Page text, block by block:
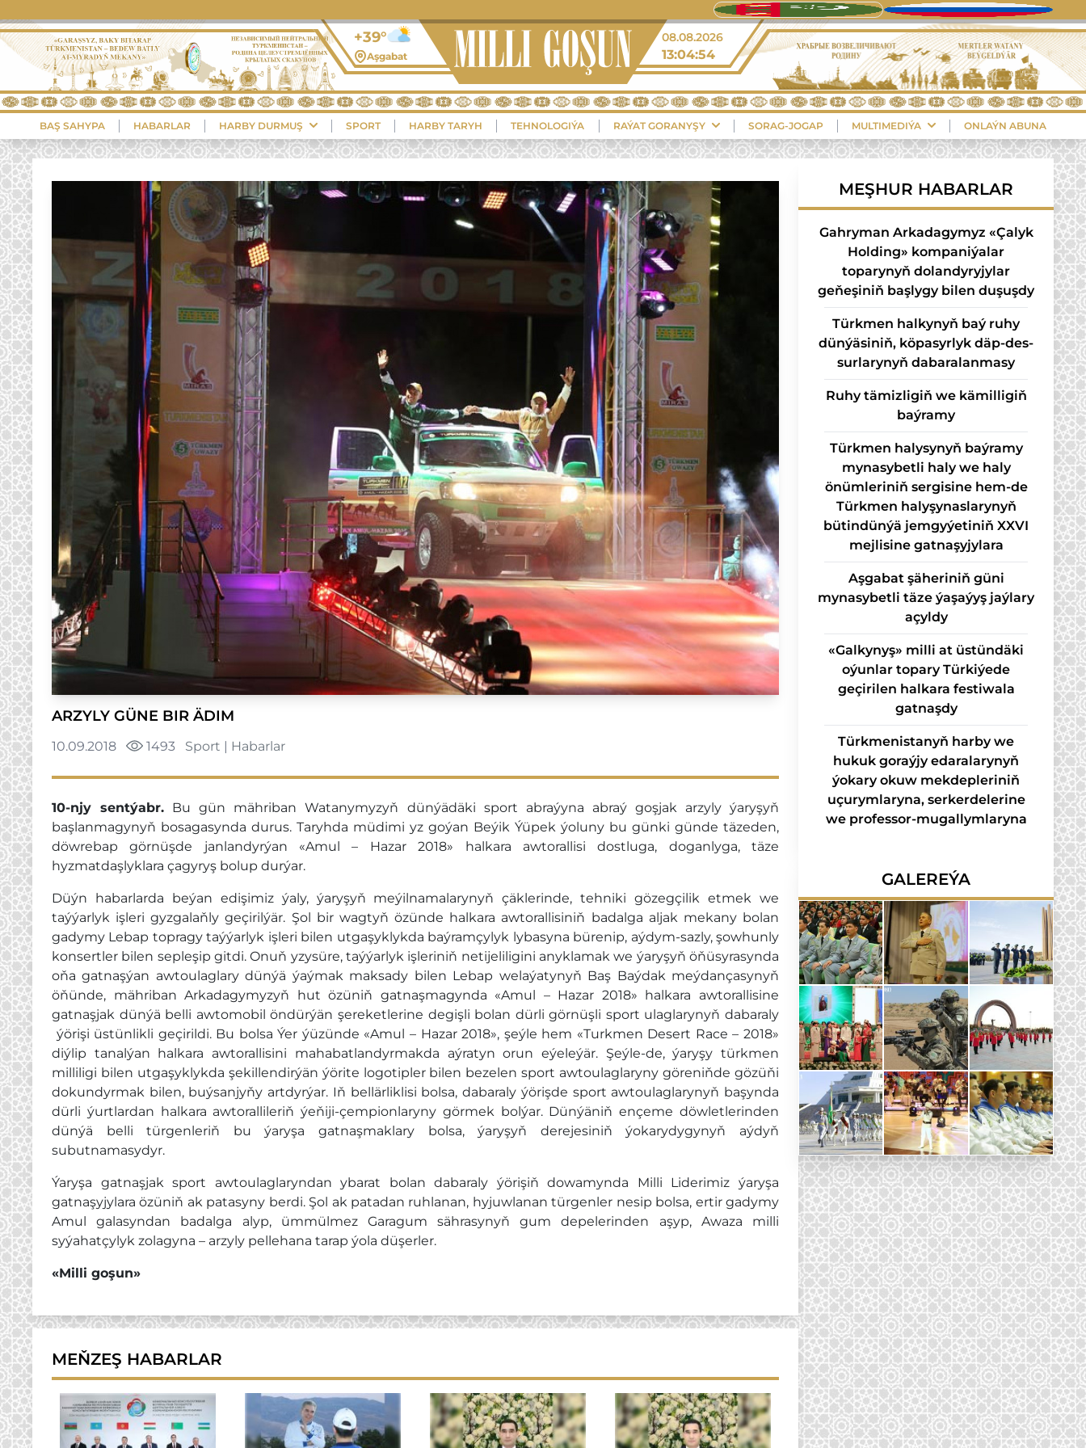
+39°
Aşgabat
08.08.2026
13:04:55
BAŞ SAHYPA HABARLAR HARBY DURMUŞ SPORT HARBY TARYH TEHNOLOGIÝA RAÝAT GORANYŞY SORAG-JOGAP MULTIMEDIÝA ONLAÝN ABUNA
ARZYLY GÜNE BIR ÄDIM
10.09.2018 1493 Sport | Habarlar
10-njy sentýabr. Bu gün mähriban Watanymyzyň dünýädäki sport abraýyna abraý goşjak arzyly ýaryşyň
başlanmagynyň bosagasynda durus. Taryhda müdimi yz goýan Beýik Ýüpek ýoluny bu günki günde täzeden,
döwrebap görnüşde janlandyrýan «Amul – Hazar 2018» halkara awtorallisi dostluga, doganlyga, täze
hyzmatdaşlyklara çagyryş bolup durýar.
Düýn habarlarda beýan edişimiz ýaly, ýaryşyň meýilnamalarynyň çäklerinde, tehniki gözegçilik etmek we
taýýarlyk işleri gyzgalaňly geçirilýär. Şol bir wagtyň özünde halkara awtorallisiniň badalga aljak mekany bolan
gadymy Lebap topragy taýýarlyk işleri bilen utgaşyklykda baýramçylyk lybasyna bürenip, aýdym-sazly, şowhunly
konsertler bilen sepleşip gitdi. Onuň yzysüre, taýýarlyk işleriniň netijeliligini anyklamak we ýaryşyň öňüsyrasynda
oňa gatnaşýan awtoulaglary dünýä ýaýmak maksady bilen Lebap welaýatynyň Baş Baýdak meýdançasynyň
öňünde, mähriban Arkadagymyzyň hut özüniň gatnaşmagynda «Amul – Hazar 2018» halkara awtorallisine
gatnaşjak dünýä belli awtomobil öndürýän şereketlerine degişli bolan dürli görnüşli sport ulaglarynyň dabaraly
ýörişi üstünlikli geçirildi. Bu bolsa Ýer ýüzünde «Amul – Hazar 2018», şeýle hem «Turkmen Desert Race – 2018»
diýlip tanalýan halkara awtorallisini mahabatlandyrmakda aýratyn orun eýeleýär. Şeýle-de, ýaryşy türkmen
milliligi bilen utgaşyklykda şekillendirýän ýörite logotipler bilen bezelen sport awtoulaglaryny göreniňde gözüňi
dokundyrmak bilen, buýsanjyňy artdyrýar. Iň bellärliklisi bolsa, dabaraly ýörişde sport awtoulaglarynyň başynda
dürli ýurtlardan halkara awtorallileriň ýeňiji-çempionlaryny görmek bolýar. Dünýäniň ençeme döwletlerinden
dünýä belli türgenleriň bu ýaryşa gatnaşmaklary bolsa, ýaryşyň derejesiniň ýokarydygynyň aýdyň
subutnamasydyr.
Ýaryşa gatnaşjak sport awtoulaglaryndan ybarat bolan dabaraly ýörişiň dowamynda Milli Liderimiz ýaryşa
gatnaşyjylara özüniň ak patasyny berdi. Şol ak patadan ruhlanan, hyjuwlanan türgenler nesip bolsa, ertir gadymy
Amul galasyndan badalga alyp, ümmülmez Garagum sährasynyň gum depelerinden aşyp, Awaza milli
syýahatçylyk zolagyna – arzyly pellehana tarap ýola düşerler.
«Milli goşun»
MEŇZEŞ HABARLAR
MEŞHUR HABARLAR
Gahryman Arkadagymyz «Çalyk
Holding» kompaniýalar
toparynyň dolandyryjylar
geňeşiniň başlygy bilen duşuşdy
Türk­men hal­ky­nyň baý ru­hy
dün­ýä­si­niň, kö­pa­syr­lyk däp-des­
sur­la­ry­nyň da­ba­ra­lan­ma­sy
Ruhy tämizligiň we kämilligiň
baýramy
Türkmen halysynyň baýramy
mynasybetli haly we haly
önümleriniň sergisine hem-de
Türkmen halyşynaslarynyň
bütindünýä jemgyýetiniň XXVI
mejlisine gatnaşyjylara
Aşgabat şäheriniň güni
mynasybetli täze ýaşaýyş jaýlary
açyldy
«Galkynyş» milli at üstündäki
oýunlar topary Türkiýede
geçirilen halkara festiwala
gatnaşdy
Türkmenistanyň harby we
hukuk goraýjy edaralarynyň
ýokary okuw mekdepleriniň
uçurymlaryna, serkerdelerine
we professor-mugallymlaryna
GALEREÝA